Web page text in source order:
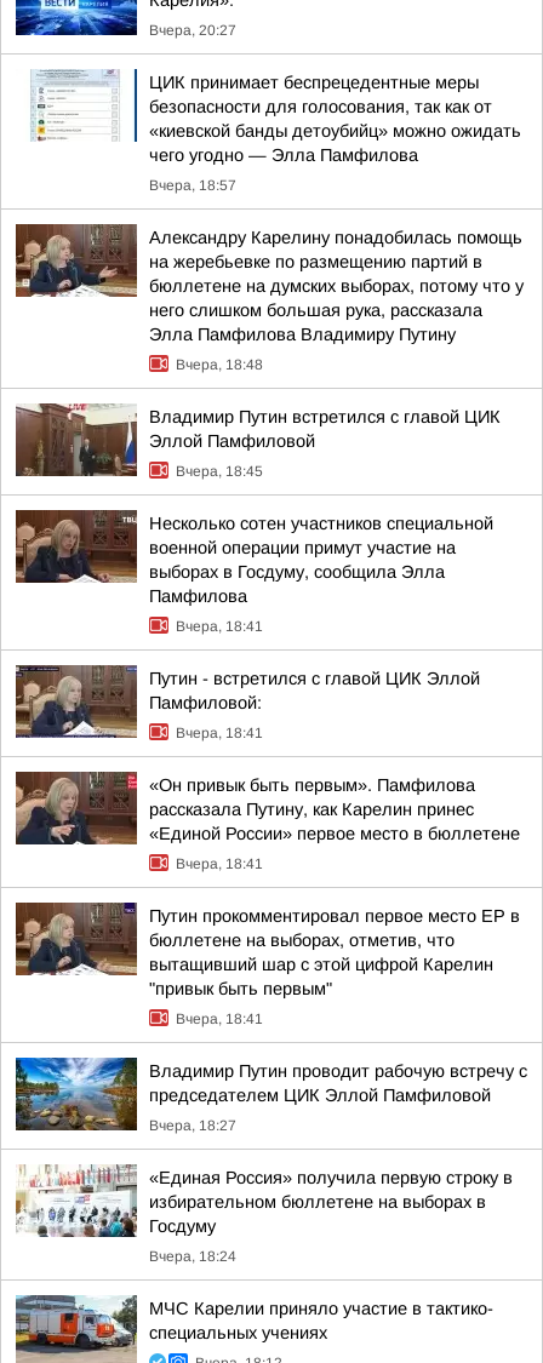
Вчера, 20:27
ЦИК принимает беспрецедентные меры
безопасности для голосования, так как от
«киевской банды детоубийц» можно ожидать
чего угодно — Элла Памфилова
Вчера, 18:57
Александру Карелину понадобилась помощь
на жеребьевке по размещению партий в
бюллетене на думских выборах, потому что у
него слишком большая рука, рассказала
Элла Памфилова Владимиру Путину
Вчера, 18:48
Владимир Путин встретился с главой ЦИК
Эллой Памфиловой
Вчера, 18:45
Несколько сотен участников специальной
военной операции примут участие на
выборах в Госдуму, сообщила Элла
Памфилова
Вчера, 18:41
Путин - встретился с главой ЦИК Эллой
Памфиловой:
Вчера, 18:41
«Он привык быть первым». Памфилова
рассказала Путину, как Карелин принес
«Единой России» первое место в бюллетене
Вчера, 18:41
Путин прокомментировал первое место ЕР в
бюллетене на выборах, отметив, что
вытащивший шар с этой цифрой Карелин
"привык быть первым"
Вчера, 18:41
Владимир Путин проводит рабочую встречу с
председателем ЦИК Эллой Памфиловой
Вчера, 18:27
«Единая Россия» получила первую строку в
избирательном бюллетене на выборах в
Госдуму
Вчера, 18:24
МЧС Карелии приняло участие в тактико-
специальных учениях